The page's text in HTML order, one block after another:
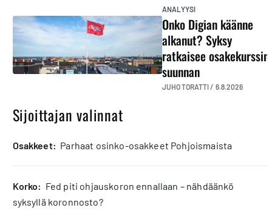
ANALYYSI
Onko Digian käänne
alkanut? Syksy
ratkaisee osakekurssin
suunnan
JUHO TORATTI / 6.8.2026
Sijoittajan valinnat
osakkeet: Parhaat osinko-osakkeet Pohjoismaista
korko: Fed piti ohjauskoron ennallaan – nähdäänkö
syksyllä koronnosto?